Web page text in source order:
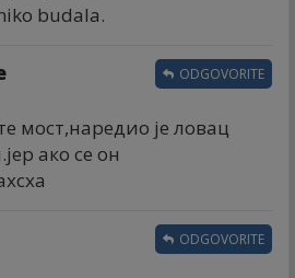
budala.
мост,наредио је ловац
ако се он
ODGOVORITE
ODGOVORITE